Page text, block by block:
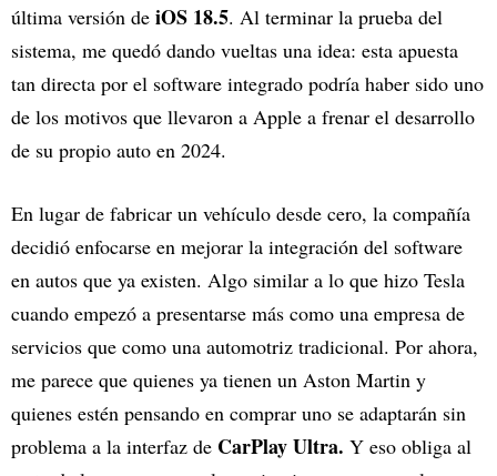
última versión de iOS 18.5. Al terminar la prueba del
sistema, me quedó dando vueltas una idea: esta apuesta
tan directa por el software integrado podría haber sido uno
de los motivos que llevaron a Apple a frenar el desarrollo
de su propio auto en 2024.
En lugar de fabricar un vehículo desde cero, la compañía
decidió enfocarse en mejorar la integración del software
en autos que ya existen. Algo similar a lo que hizo Tesla
cuando empezó a presentarse más como una empresa de
servicios que como una automotriz tradicional. Por ahora,
me parece que quienes ya tienen un Aston Martin y
quienes estén pensando en comprar uno se adaptarán sin
problema a la interfaz de CarPlay Ultra. Y eso obliga al